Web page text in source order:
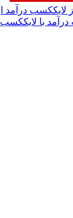
کسب درآمد
با لایککسب